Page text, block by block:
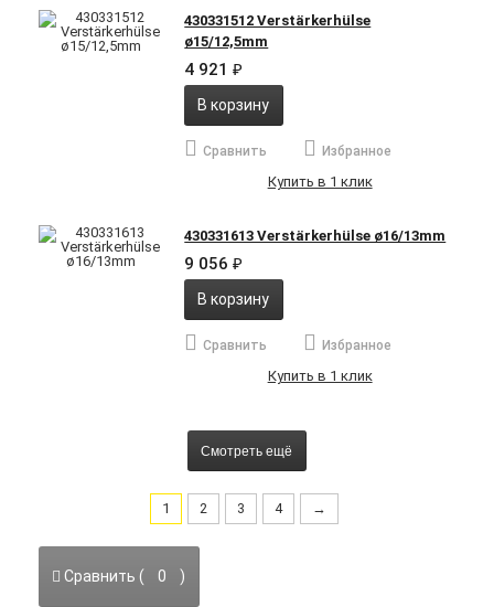
430331512 Verstärkerhülse
ø15/12,5mm
4 921₽
В корзину
Сравнить Избранное
Купить в 1 клик
430331613 Verstärkerhülse ø16/13mm
9 056₽
В корзину
Сравнить Избранное
Купить в 1 клик
Смотреть ещё
1 2 3 4 →
Сравнить ( 0 )